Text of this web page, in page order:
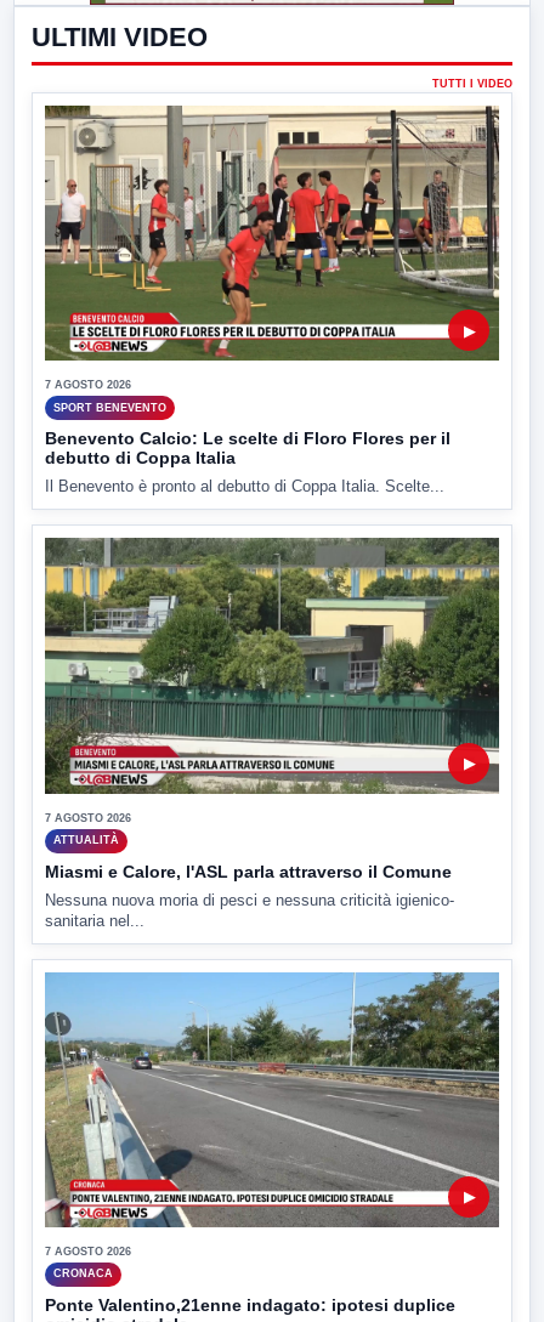
ULTIMI VIDEO
TUTTI I VIDEO
▶
7 AGOSTO 2026
SPORT BENEVENTO
Benevento Calcio: Le scelte di Floro Flores per il
debutto di Coppa Italia
Il Benevento è pronto al debutto di Coppa Italia. Scelte...
▶
7 AGOSTO 2026
ATTUALITÀ
Miasmi e Calore, l'ASL parla attraverso il Comune
Nessuna nuova moria di pesci e nessuna criticità igienico-
sanitaria nel...
▶
7 AGOSTO 2026
CRONACA
Ponte Valentino,21enne indagato: ipotesi duplice